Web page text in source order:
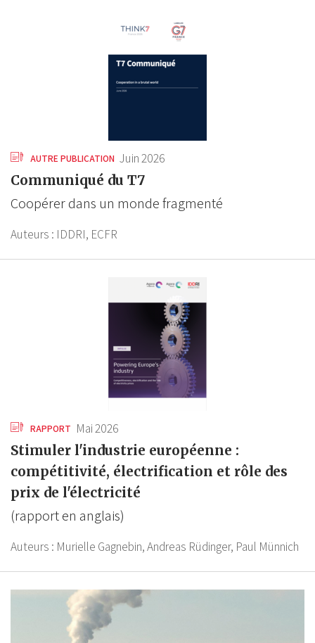
AUTRE PUBLICATION Juin 2026
Communiqué du T7
Coopérer dans un monde fragmenté
Auteurs : IDDRI, ECFR
RAPPORT Mai 2026
Stimuler l'industrie européenne :
compétitivité, électrification et rôle des
prix de l'électricité
(rapport en anglais)
Auteurs : Murielle Gagnebin,Andreas Rüdinger, Paul Münnich